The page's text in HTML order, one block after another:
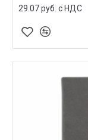
29.07 руб. c НДС